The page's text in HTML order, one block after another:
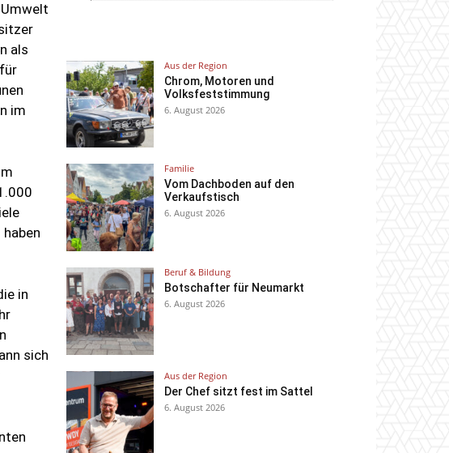
als
im
in
sich
Aus der Region
Chrom, Motoren und
Volksfeststimmung
6. August 2026
Familie
Vom Dachboden auf den
Verkaufstisch
6. August 2026
Beruf & Bildung
Botschafter für Neumarkt
6. August 2026
Aus der Region
Der Chef sitzt fest im Sattel
6. August 2026